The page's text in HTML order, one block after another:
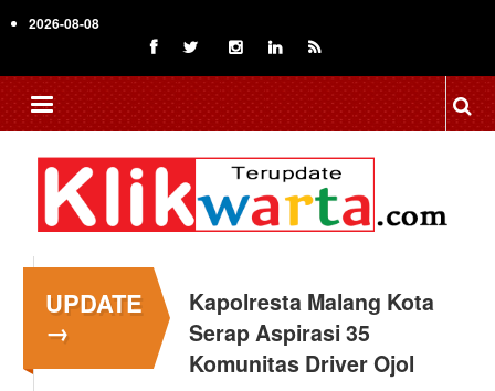
to
content
2026-08-08
UPDATE
→
Kapolresta Malang Kota
Serap Aspirasi 35
Komunitas Driver Ojol